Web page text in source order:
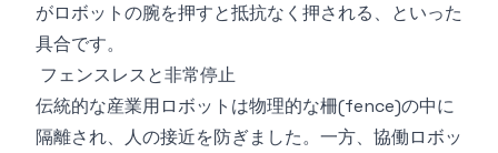
がロボットの腕を押すと抵抗なく押される、といった
具合です。
フェンスレスと非常停止
伝統的な産業用ロボットは物理的な柵(fence)の中に
隔離され、人の接近を防ぎました。一方、協働ロボッ